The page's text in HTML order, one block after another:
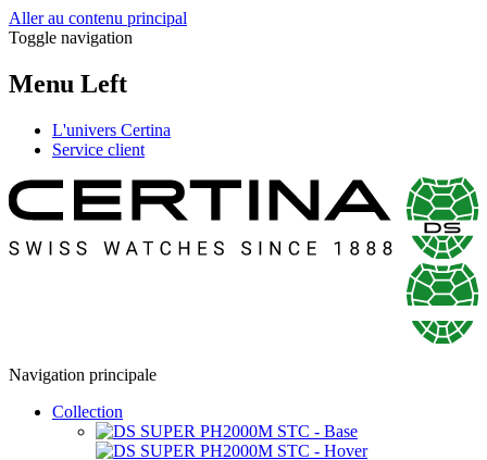
Aller au contenu principal
Toggle navigation
Menu Left
L'univers Certina
Service client
Navigation principale
Collection